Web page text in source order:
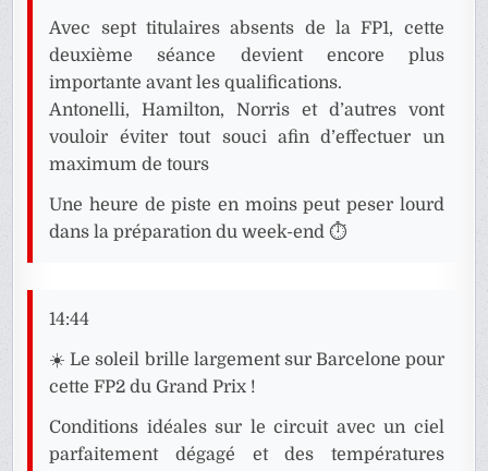
Avec sept titulaires absents de la FP1, cette
deuxième séance devient encore plus
importante avant les qualifications.
Antonelli, Hamilton, Norris et d’autres vont
vouloir éviter tout souci afin d’effectuer un
maximum de tours
Une heure de piste en moins peut peser lourd
dans la préparation du week-end ⏱️
14:44
☀️ Le soleil brille largement sur Barcelone pour
cette FP2 du Grand Prix !
Conditions idéales sur le circuit avec un ciel
parfaitement dégagé et des températures